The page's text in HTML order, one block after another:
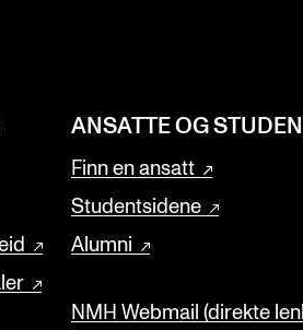
ANSATTE OG
Finn en ansatt
Studentsidene
Alumni
NMH Webmail (direkte